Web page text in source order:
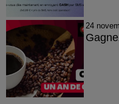
24